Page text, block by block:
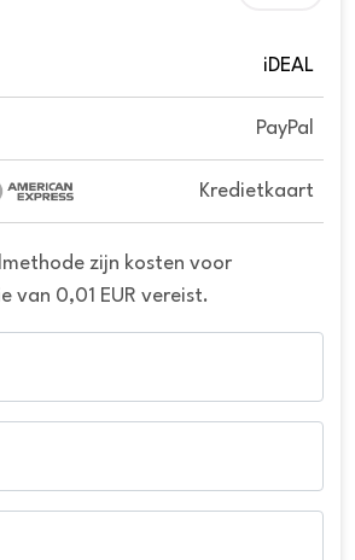
iDEAL
PayPal
Kredietkaart
zijn kosten voor
van 0,01 EUR vereist.